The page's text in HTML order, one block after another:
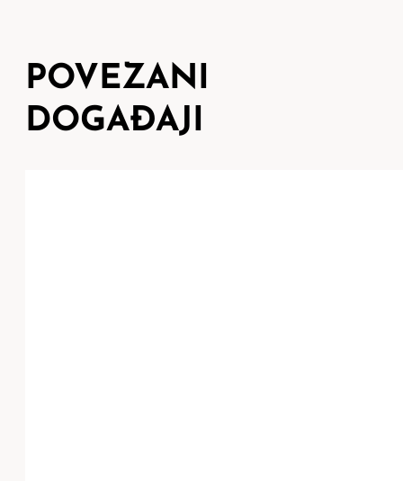
POVEZANI
DOGAĐAJI